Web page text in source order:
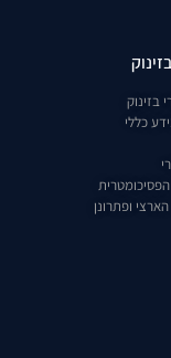
בזינוק
כללי
ופתרונן